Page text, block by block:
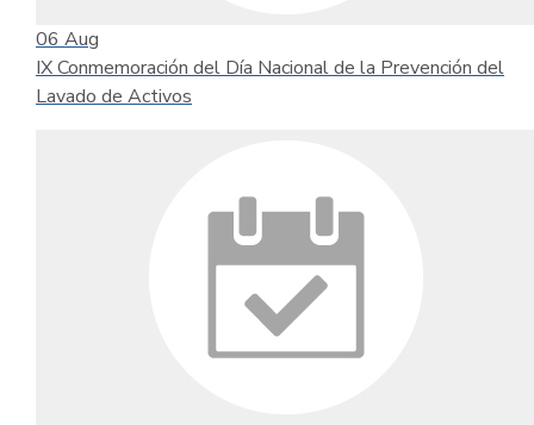
06 Aug
IX Conmemoración del Día Nacional de la Prevención del
Lavado de Activos